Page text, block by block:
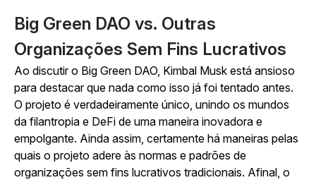
Big Green DAO vs. Outras
Organizações Sem Fins Lucrativos
Ao discutir o Big Green DAO, Kimbal Musk está ansioso
para destacar que nada como isso já foi tentado antes.
O projeto é verdadeiramente único, unindo os mundos
da filantropia e DeFi de uma maneira inovadora e
empolgante. Ainda assim, certamente há maneiras pelas
quais o projeto adere às normas e padrões de
organizações sem fins lucrativos tradicionais. Afinal, o